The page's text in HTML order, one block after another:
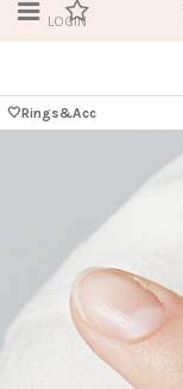
LOGIN
🤍Rings&Acc